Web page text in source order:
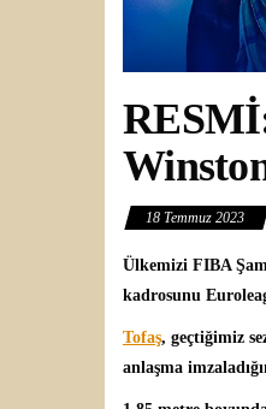
18 Temmuz 2023
Ülkemizi FIBA
kadrosunu
Tofaş, geçtiğimiz
anlaşma